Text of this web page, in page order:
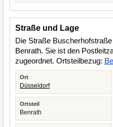
Straße und Lage
Die Straße
Benrath. Sie ist den
zugeordnet. Ortsteilbezug:
Ort
Düsseldorf
Ortsteil
Benrath